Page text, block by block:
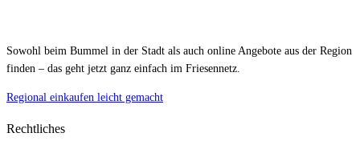
Sowohl beim Bummel in der Stadt als auch online Angebote aus der Region
finden – das geht jetzt ganz einfach im Friesennetz.
Regional einkaufen leicht gemacht
Rechtliches